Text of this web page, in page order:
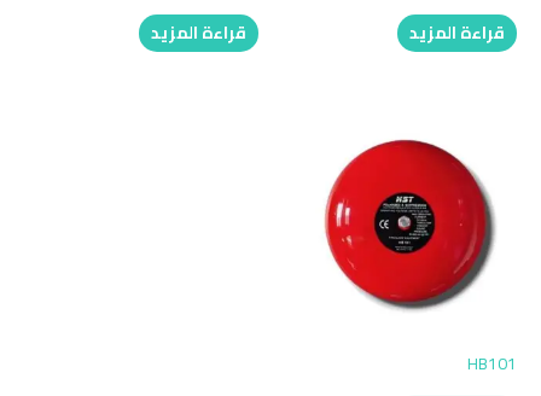
قراءة المزيد
قراءة المزيد
HB101